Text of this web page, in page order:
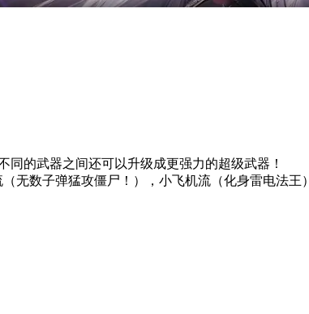
的武器之间还可以升级成更强力的超级武器！
无数子弹猛攻僵尸！），小飞机流（化身雷电法王）